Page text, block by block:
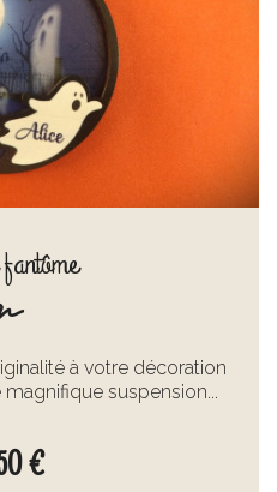
à votre décoration
suspension...
€